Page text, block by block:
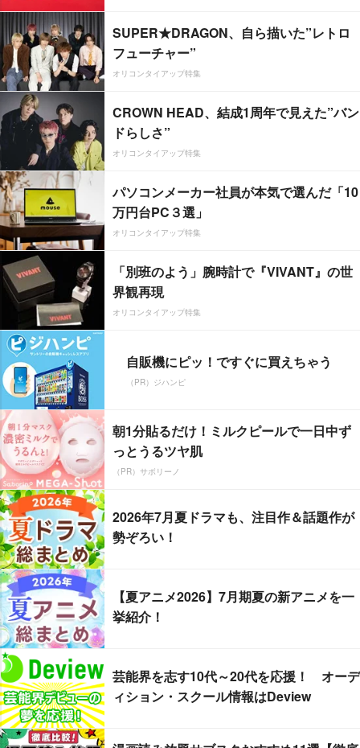
SUPER★DRAGON、自ら描いた”レトロ
フューチャー”
オリコンタイアップ特集
CROWN HEAD、結成1周年で見えた”バン
ドらしさ”
オリコンタイアップ特集
パソコンメーカー社員が本気で選んだ「10
万円台PC３選」
オリコンタイアップ特集
「別班のよう」腕時計で『VIVANT』の世
界観再現
オリコンタイアップ特集
自販機にピッ！ですぐに買えちゃう
（PR）ジハンピ
朝1分貼るだけ！ミルクピールで一日中ず
っとうるツヤ肌
（PR）サボリーノ
2026年7月夏ドラマも、注目作＆話題作が
勢ぞろい！
【夏アニメ2026】7月期夏の新アニメを一
挙紹介！
芸能界を志す10代～20代を応援！ オーデ
ィション・スクール情報はDeview